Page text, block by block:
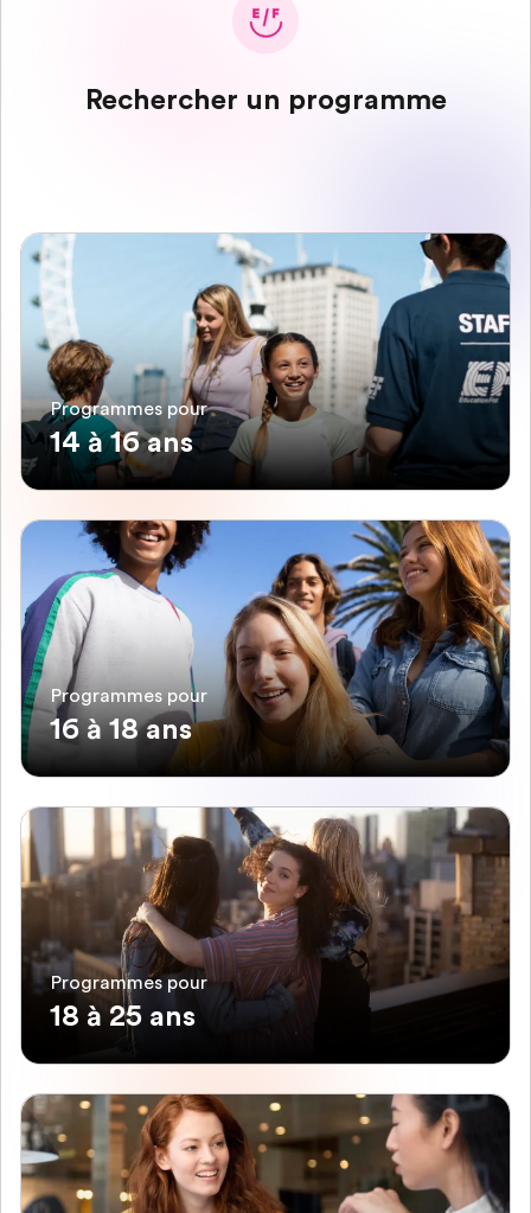
Rechercher un programme
Programmes pour
14 à 16 ans
Programmes pour
16 à 18 ans
Programmes pour
18 à 25 ans